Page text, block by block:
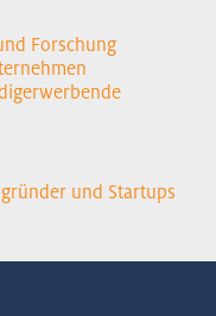
Forschung
und Startups